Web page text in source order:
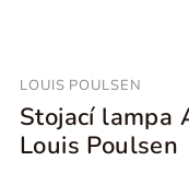
LOUIS POULSEN
Stojací lampa
Louis Poulsen